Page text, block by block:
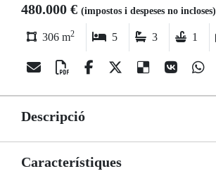
480.000 € (impostos i despeses no incloses)
306 m2 5 3 1
Descripció
Característiques